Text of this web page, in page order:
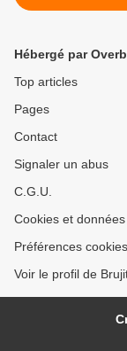
converge vers
Hébergé par
Top articles
Pages
Contact
Signaler un abus
C.G.U.
Cookies et
Préférences cookies
Voir le profil de